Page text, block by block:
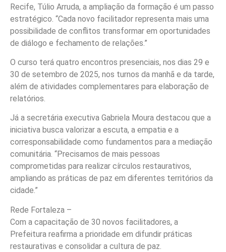
Recife, Túlio Arruda, a ampliação da formação é um passo
estratégico. “Cada novo facilitador representa mais uma
possibilidade de conflitos transformar em oportunidades
de diálogo e fechamento de relações.”
O curso terá quatro encontros presenciais, nos dias 29 e
30 de setembro de 2025, nos turnos da manhã e da tarde,
além de atividades complementares para elaboração de
relatórios.
Já a secretária executiva Gabriela Moura destacou que a
iniciativa busca valorizar a escuta, a empatia e a
corresponsabilidade como fundamentos para a mediação
comunitária. “Precisamos de mais pessoas
comprometidas para realizar círculos restaurativos,
ampliando as práticas de paz em diferentes territórios da
cidade.”
Rede Fortaleza –
Com a capacitação de 30 novos facilitadores, a
Prefeitura reafirma a prioridade em difundir práticas
restaurativas e consolidar a cultura de paz.